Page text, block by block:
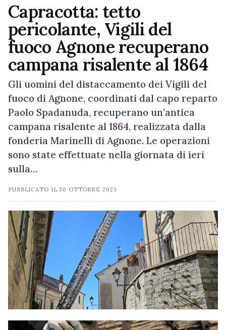
Capracotta: tetto
pericolante, Vigili del
fuoco Agnone recuperano
campana risalente al 1864
Gli uomini del distaccamento dei Vigili del
fuoco di Agnone, coordinati dal capo reparto
Paolo Spadanuda, recuperano un’antica
campana risalente al 1864, realizzata dalla
fonderia Marinelli di Agnone. Le operazioni
sono state effettuate nella giornata di ieri
sulla…
PUBBLICATO IL30 OTTOBRE 2023